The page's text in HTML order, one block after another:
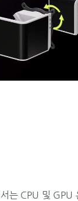
는 CPU 및 GPU